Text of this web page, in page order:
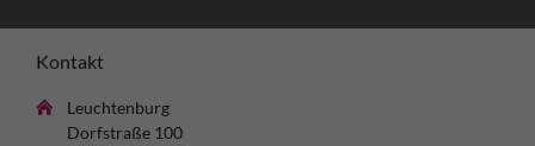
Kontakt
Leuchtenburg
Dorfstraße 100